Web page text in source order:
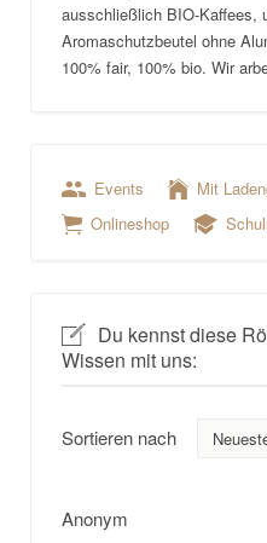
ausschließlich BIO-Kaffees,
Aromaschutzbeutel ohne
100% fair, 100% bio. Wir
Events
Mit
Onlineshop
Du kennst diese
Wissen mit uns:
Sortieren nach
Anonym